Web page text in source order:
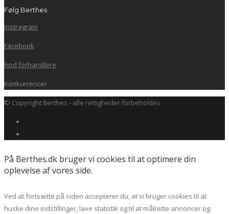
Følg Berthes
Instragram
Facebook
Find forhandlere
Konkurrencer
© Copyright Berthes - alle rettigheder forbeholdes
På Berthes.dk bruger vi cookies til at optimere din
oplevelse af vores side.
Ved at fortsætte på siden accepterer du, at vi bruger cookies til at
huske dine indstillinger, lave statistik og til at målrette annoncer og